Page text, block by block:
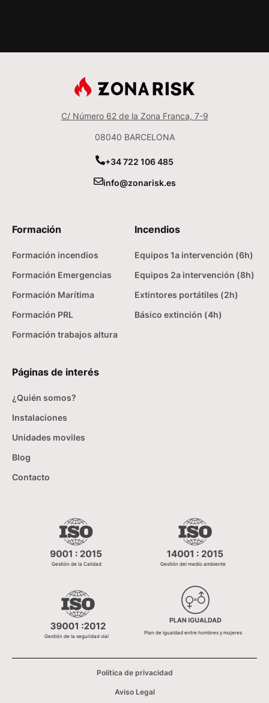
C/ Número 62 de la Zona Franca, 7-9
08040 BARCELONA
+34 722 106 485
info@zonarisk.es
Formación
Formación incendios
Formación Emergencias
Formación Marítima
Formación PRL
Formación trabajos altura
Incendios
Equipos 1a intervención (6h)
Equipos 2a intervención (8h)
Extintores portátiles (2h)
Básico extinción (4h)
Páginas de interés
¿Quién somos?
Instalaciones
Unidades moviles
Blog
Contacto
Gestión de la Calidad Gestión del medio ambiente
Gestión de la seguridad vial
Plan de igualdad entre hombres y mujeres
Política de privacidad
Aviso Legal